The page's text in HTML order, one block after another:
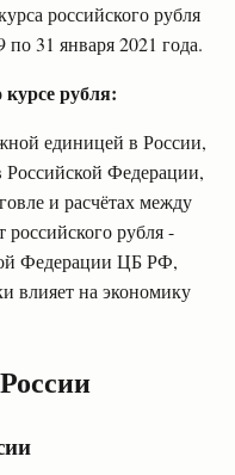
российского рубля
по 31 января 2021 года.
рубля:
единицей в России,
Российской Федерации,
и расчётах между
рубля -
Федерации ЦБ РФ,
влияет на экономику